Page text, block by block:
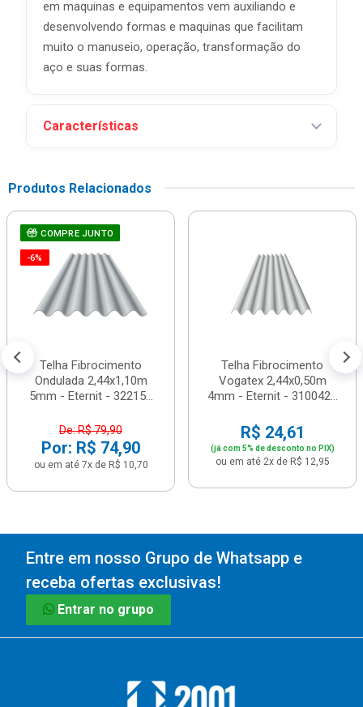
em maquinas e equipamentos vem auxiliando e
desenvolvendo formas e maquinas que facilitam
muito o manuseio, operação, transformação do
aço e suas formas.
Características
Produtos Relacionados
COMPRE JUNTO
-6%
Telha Fibrocimento
Ondulada 2,44x1,10m
5mm - Eternit - 32215...
De: R$ 79,90
Por: R$ 74,90
ou em até 7x de R$ 10,70
Telha Fibrocimento
Vogatex 2,44x0,50m
4mm - Eternit - 310042...
R$ 24,61
(já com 5% de desconto no PIX)
ou em até 2x de R$ 12,95
Entre em nosso Grupo de Whatsapp e
receba ofertas exclusivas!
Entrar no grupo